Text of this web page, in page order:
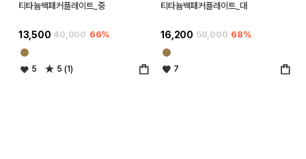
티타늄백패커플레이트_중
13,500 40,000 66%
5 5 (1)
티타늄백패커플레이트_대
16,200 50,000 68%
7